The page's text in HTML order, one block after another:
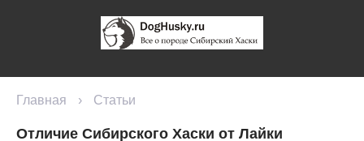
Главная › Статьи
Отличие Сибирского Хаски от Лайки